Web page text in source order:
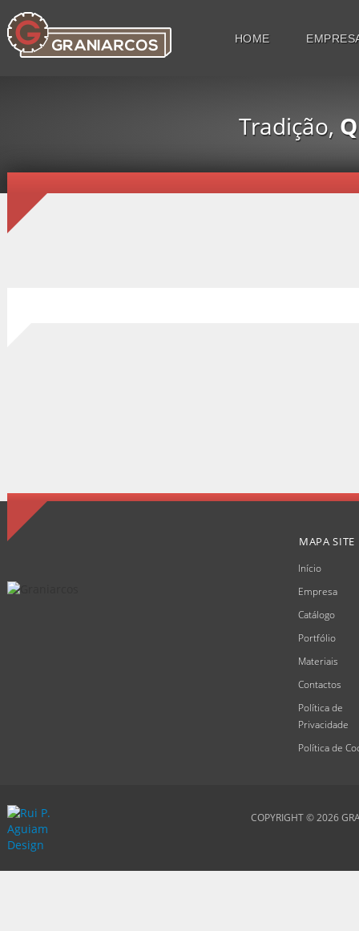
HOME
Tradição,
MAPA SITE
Início
Empresa
Catálogo
Portfólio
Materiais
Contactos
Política de
Privacidade
Política de
COPYRIGHT © 2026